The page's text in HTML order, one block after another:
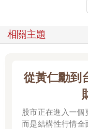
沒人能擋住我們追求更上
運將大哥說的一段話，讓
「生活品質是什麼？那是
◤畢大想跟你分享的是──
放手追逐夢想，常見的
一個身無分文的人要談
這位運將大哥先幫上一
相關主題
從黃仁勳到
股市正在進入一個
而是結構性行情全